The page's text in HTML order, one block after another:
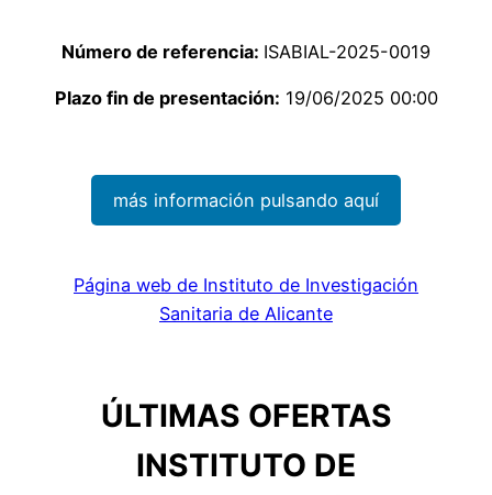
Número de referencia: ISABIAL-2025-0019
Plazo fin de presentación: 19/06/2025 00:00
más información pulsando aquí
Página web de Instituto de Investigación
Sanitaria de Alicante
ÚLTIMAS OFERTAS
INSTITUTO DE